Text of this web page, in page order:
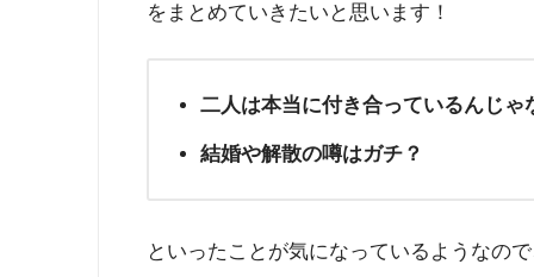
をまとめていきたいと思います！
二人は本当に付き合っているんじゃ
結婚や解散の噂はガチ？
といったことが気になっているようなの